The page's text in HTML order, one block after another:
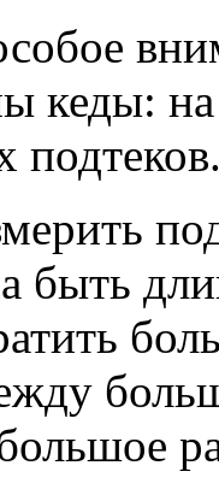
кеды:
быть